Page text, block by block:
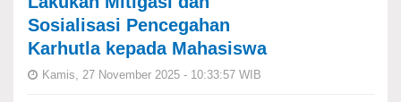
Sosialisasi Pencegahan
Karhutla kepada Mahasiswa
Kamis, 27 November 2025 - 10:33:57 WIB